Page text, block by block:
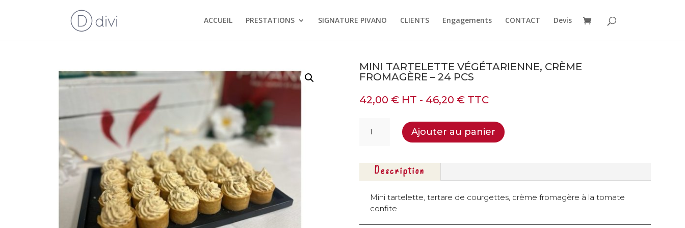
ACCUEIL PRESTATIONS SIGNATURE PIVANO CLIENTS Engagements CONTACT Devis
MINI TARTELETTE VÉGÉTARIENNE, CRÈME
FROMAGÈRE – 24 PCS
42,00 € HT - 46,20 € TTC
végétarienne,
crème
fromagère
Ajouter au panier
Description
Mini tartelette, tartare de courgettes, crème fromagère à la tomate
confite